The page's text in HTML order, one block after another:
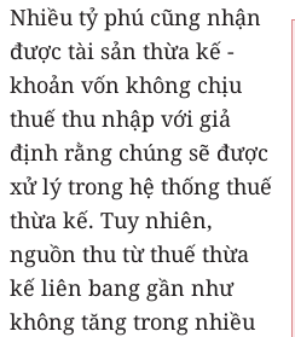
Nhiều tỷ phú cũng nhận
được tài sản thừa kế -
khoản vốn không chịu
thuế thu nhập với giả
định rằng chúng sẽ được
xử lý trong hệ thống thuế
thừa kế. Tuy nhiên,
nguồn thu từ thuế thừa
kế liên bang gần như
không tăng trong nhiều